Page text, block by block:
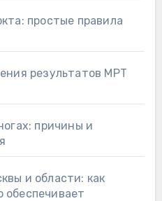
простые правила
результатов МРТ
причины и
и области: как
обеспечивает